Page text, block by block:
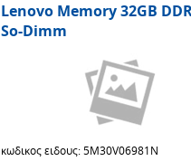
Lenovo Memory 32GB
So-Dimm
κωδικος ειδους: 5M30V06981N